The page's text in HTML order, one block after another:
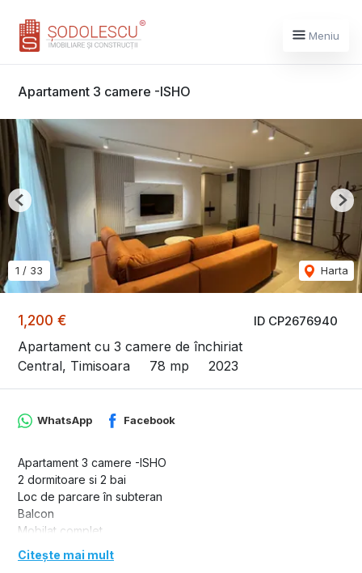
Meniu
Apartament 3 camere -ISHO
ID CP2676940
1,200 €
Apartament cu 3 camere de închiriat
Central, Timisoara
78 mp 2023
1 / 33 Harta
Previous
WhatsApp Facebook
Apartament 3 camere -ISHO
2 dormitoare si 2 bai
Loc de parcare în subteran
Balcon
Mobilat complet
Incalzire in pardoseala
Aer conditionat
Citește mai mult